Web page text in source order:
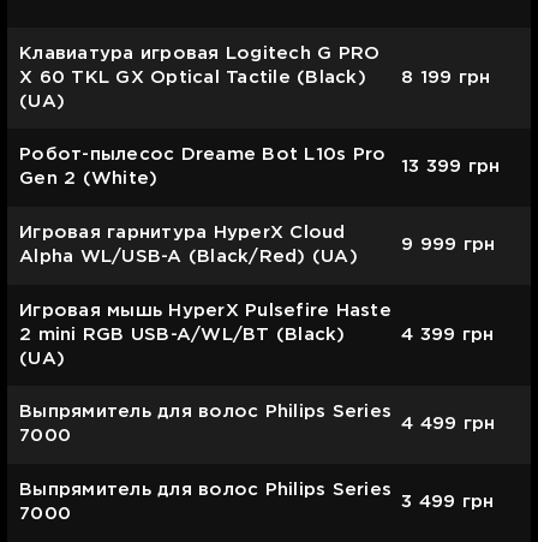
Клавиатура игровая Logitech G PRO
X 60 TKL GX Optical Tactile (Black)
(UA)
8 199 грн
Робот-пылесос Dreame Bot L10s Pro
Gen 2 (White)
13 399 грн
Игровая гарнитура HyperX Cloud
Alpha WL/USB-A (Black/Red) (UA)
9 999 грн
Игровая мышь HyperX Pulsefire Haste
2 mini RGB USB-A/WL/BT (Black)
(UA)
4 399 грн
Выпрямитель для волос Philips Series
7000
4 499 грн
Выпрямитель для волос Philips Series
7000
3 499 грн